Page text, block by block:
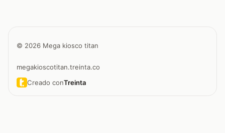
© 2026 Mega kiosco titan
megakioscotitan.treinta.co
Creado conTreinta